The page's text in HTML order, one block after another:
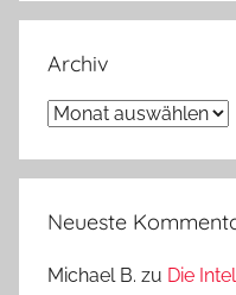
Archiv
Archiv
Neueste
Michael B. zu Die